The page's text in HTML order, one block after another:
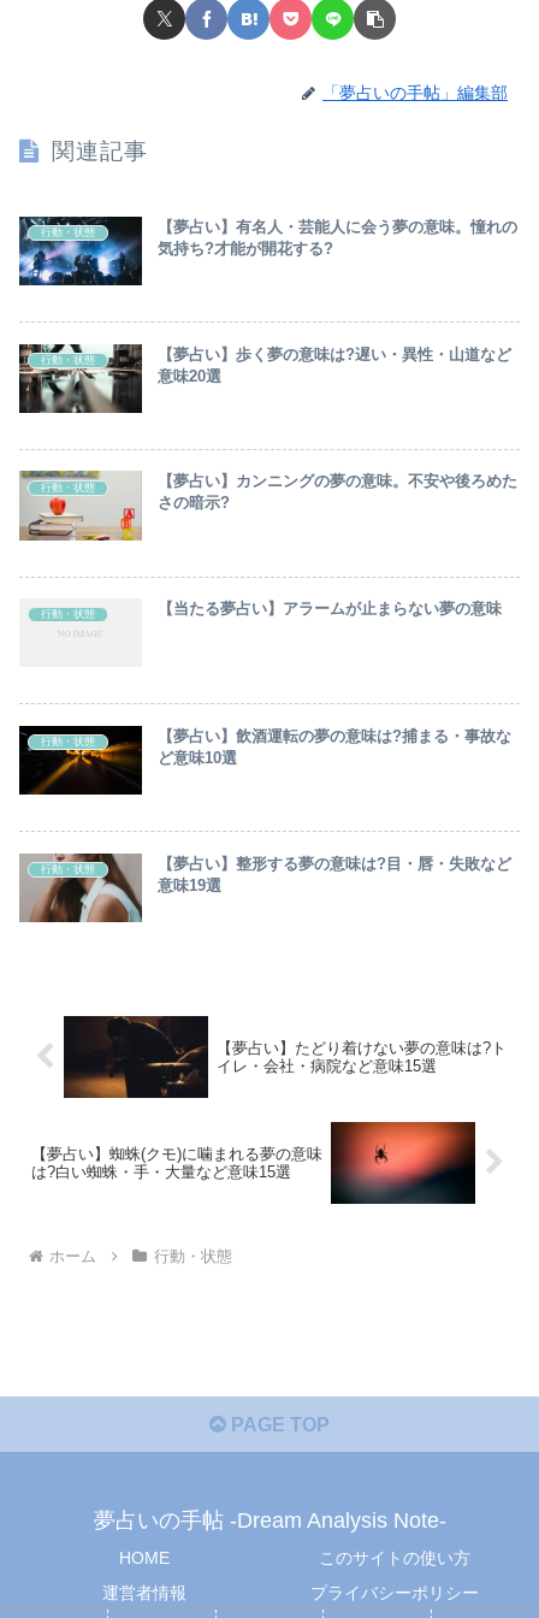
「夢占いの手帖」編集部
関連記事
行動・状態
【夢占い】有名人・芸能人に会う夢の意味。憧れの
気持ち?才能が開花する?
行動・状態
【夢占い】歩く夢の意味は?遅い・異性・山道など
意味20選
行動・状態
【夢占い】カンニングの夢の意味。不安や後ろめた
さの暗示?
行動・状態 【当たる夢占い】アラームが止まらない夢の意味
行動・状態
【夢占い】飲酒運転の夢の意味は?捕まる・事故な
ど意味10選
行動・状態
【夢占い】整形する夢の意味は?目・唇・失敗など
意味19選
【夢占い】たどり着けない夢の意味は?ト
イレ・会社・病院など意味15選
【夢占い】蜘蛛(クモ)に噛まれる夢の意味
は?白い蜘蛛・手・大量など意味15選
ホーム 行動・状態
PAGE TOP
夢占いの手帖 -Dream Analysis Note-
HOME
このサイトの使い方
運営者情報
プライバシーポリシー